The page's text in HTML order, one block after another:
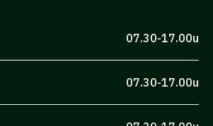
07.30-17.00u
07.30-17.00u